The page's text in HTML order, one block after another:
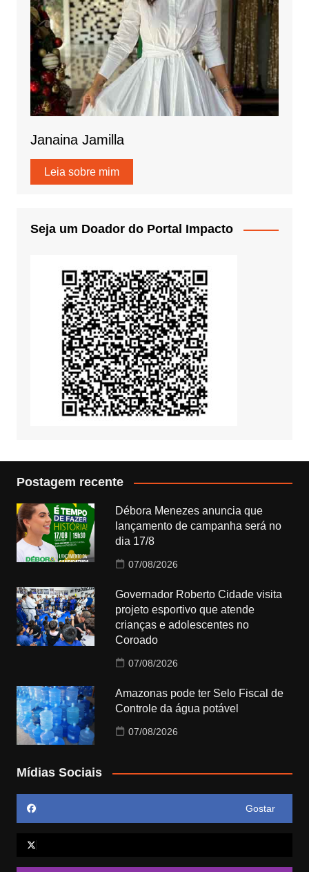
Janaina Jamilla
Leia sobre mim
Seja um Doador do Portal Impacto
Postagem recente
Débora Menezes anuncia que
lançamento de campanha será no
dia 17/8
07/08/2026
Governador Roberto Cidade visita
projeto esportivo que atende
crianças e adolescentes no
Coroado
07/08/2026
Amazonas pode ter Selo Fiscal de
Controle da água potável
07/08/2026
Mídias Sociais
Gostar